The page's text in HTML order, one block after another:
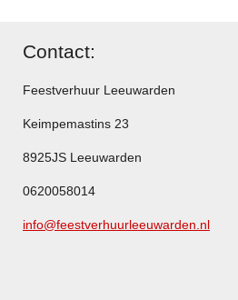
Contact:
Feestverhuur Leeuwarden
Keimpemastins 23
8925JS Leeuwarden
0620058014
info@feestverhuurleeuwarden.nl